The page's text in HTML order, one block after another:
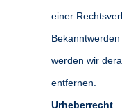
einer
werden wir
entfernen.
Urheberrecht